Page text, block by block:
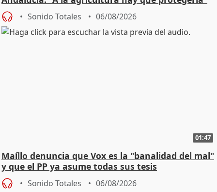
Sonido Totales 06/08/2026
01:47
Maíllo denuncia que Vox es la "banalidad del mal"
y que el PP ya asume todas sus tesis
Sonido Totales 06/08/2026